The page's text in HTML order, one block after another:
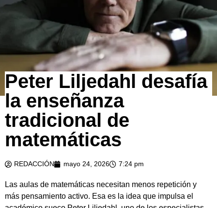
Peter Liljedahl desafía
la enseñanza
tradicional de
matemáticas
REDACCIÓN mayo 24, 2026 7:24 pm
Las aulas de matemáticas necesitan menos repetición y
más pensamiento activo. Esa es la idea que impulsa el